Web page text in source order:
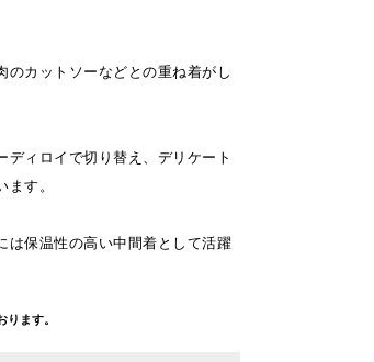
のカットソーなどとの重ね着がし
ディロイで切り替え、デリケート
す。
は保温性の高い中間着として活躍
ます。